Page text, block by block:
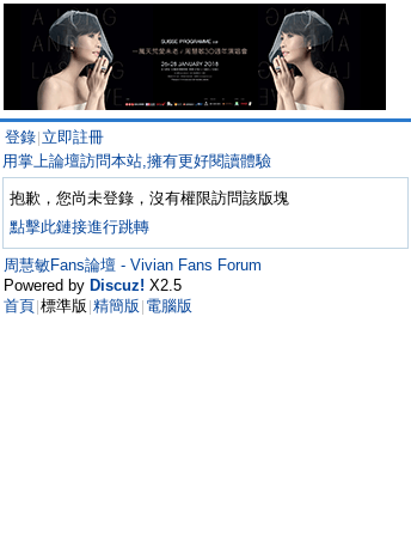
登錄 立即註冊
用掌上論壇訪問本站,擁有更好閱讀體驗
抱歉，您尚未登錄，沒有權限訪問該版塊
點擊此鏈接進行跳轉
周慧敏Fans論壇 - Vivian Fans Forum
Powered by Discuz! X2.5
首頁 標準版 精簡版 電腦版